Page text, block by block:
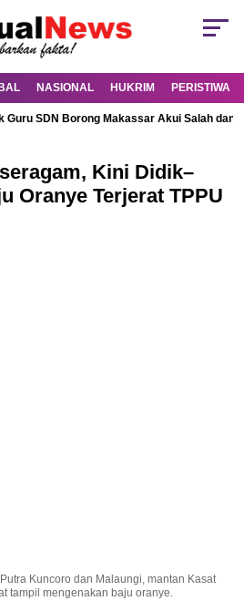
NASIONAL HUKRIM PERISTIWA
Guru SDN Borong Makassar Akui Salah dan
Kini Didik–
Oranye Terjerat TPPU
Kuncoro dan Malaungi, mantan Kasat
tampil mengenakan baju oranye.